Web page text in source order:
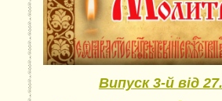
Випуск 3-й від